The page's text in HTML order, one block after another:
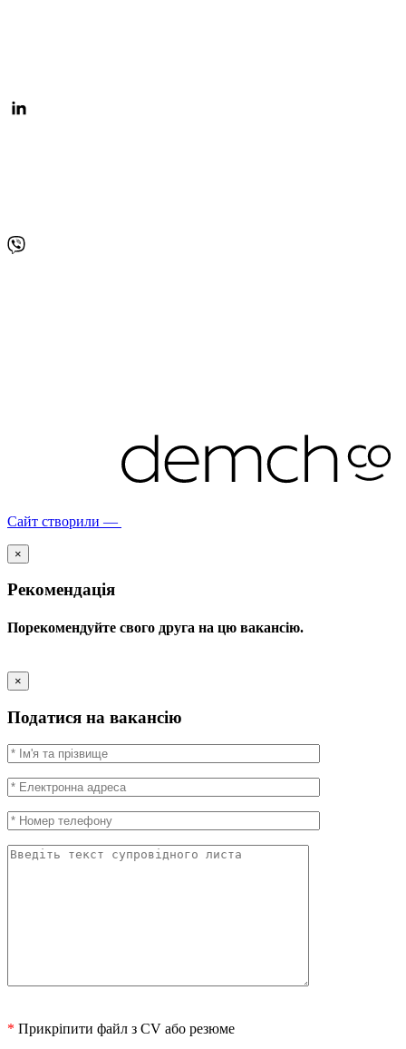
Сайт створили —
×
Рекомендація
Порекомендуйте свого друга на цю вакансію.
×
Податися на вакансію
* Прикріпити файл з CV або резюме